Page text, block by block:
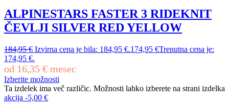
ALPINESTARS FASTER 3 RIDEKNIT
ČEVLJI SILVER RED YELLOW
184,95€ Izvirna cena je bila: 184,95 €.174,95 €Trenutna cena je:
174,95 €.
od 16,35 € mesec
Izberite možnosti
Ta izdelek ima več različic. Možnosti lahko izberete na strani izdelka
akcija -5,00 €